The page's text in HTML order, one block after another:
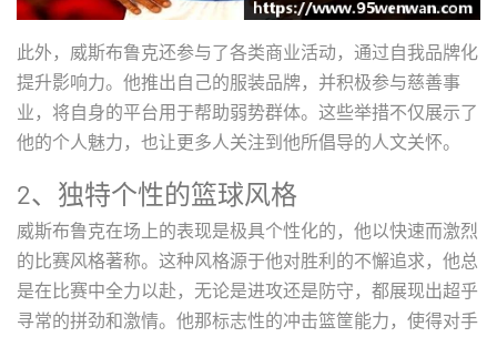
此外，威斯布鲁克还参与了各类商业活动，通过自我品牌化
提升影响力。他推出自己的服装品牌，并积极参与慈善事
业，将自身的平台用于帮助弱势群体。这些举措不仅展示了
他的个人魅力，也让更多人关注到他所倡导的人文关怀。
2、独特个性的篮球风格
威斯布鲁克在场上的表现是极具个性化的，他以快速而激烈
的比赛风格著称。这种风格源于他对胜利的不懈追求，他总
是在比赛中全力以赴，无论是进攻还是防守，都展现出超乎
寻常的拼劲和激情。他那标志性的冲击篮筐能力，使得对手